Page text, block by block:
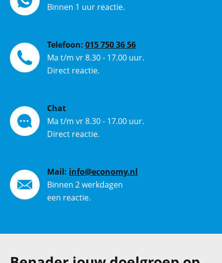
Binnen 1 uur reactie.
Telefoon: 015 750 36 56
Ma t/m vr 8.30 - 17.00 uur.
Direct reactie.
Chat
Ma t/m vr 8.30 - 17.00 uur.
Direct reactie.
Mail: info@economy.nl
Binnen 2 werkdagen
een reactie.